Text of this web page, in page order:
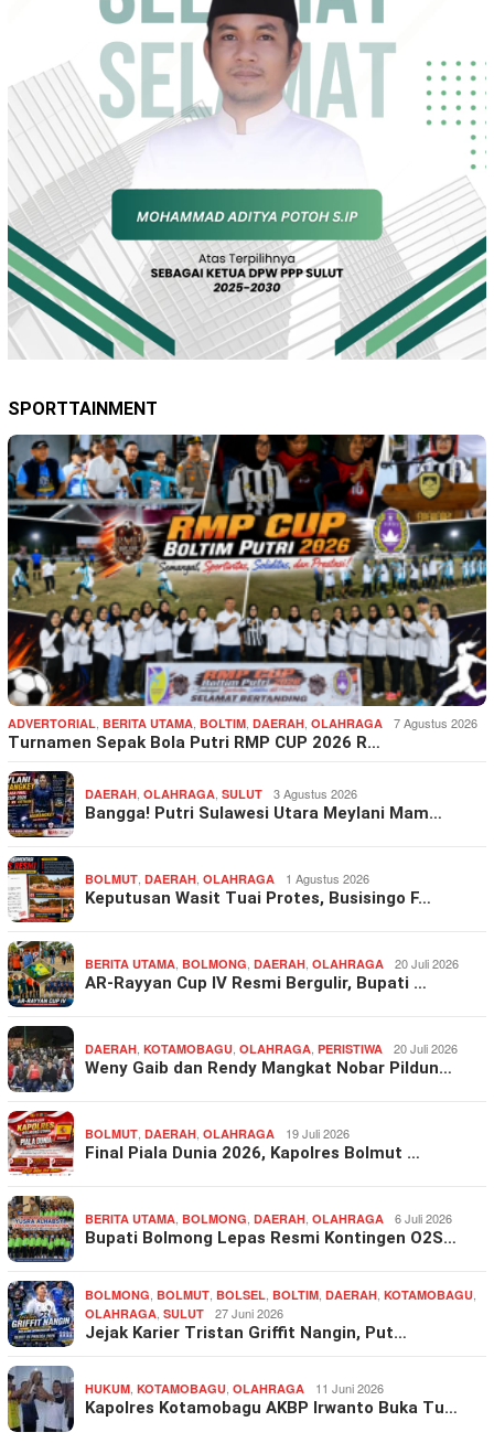
SPORTTAINMENT
ADVERTORIAL BERITA UTAMA BOLTIM DAERAH OLAHRAGA 7 Agustus 2026
Turnamen Sepak Bola Putri RMP CUP 2026 R…
DAERAH OLAHRAGA SULUT 3 Agustus 2026
Bangga! Putri Sulawesi Utara Meylani Mam…
BOLMUT DAERAH OLAHRAGA 1 Agustus 2026
Keputusan Wasit Tuai Protes, Busisingo F…
BERITA UTAMA BOLMONG DAERAH OLAHRAGA 20 Juli 2026
AR-Rayyan Cup IV Resmi Bergulir, Bupati …
DAERAH KOTAMOBAGU OLAHRAGA PERISTIWA 20 Juli 2026
Weny Gaib dan Rendy Mangkat Nobar Pildun…
BOLMUT DAERAH OLAHRAGA 19 Juli 2026
Final Piala Dunia 2026, Kapolres Bolmut …
BERITA UTAMA BOLMONG DAERAH OLAHRAGA 6 Juli 2026
Bupati Bolmong Lepas Resmi Kontingen O2S…
BOLMONG BOLMUT BOLSEL BOLTIM DAERAH KOTAMOBAGU
OLAHRAGA SULUT 27 Juni 2026
Jejak Karier Tristan Griffit Nangin, Put…
HUKUM KOTAMOBAGU OLAHRAGA 11 Juni 2026
Kapolres Kotamobagu AKBP Irwanto Buka Tu…